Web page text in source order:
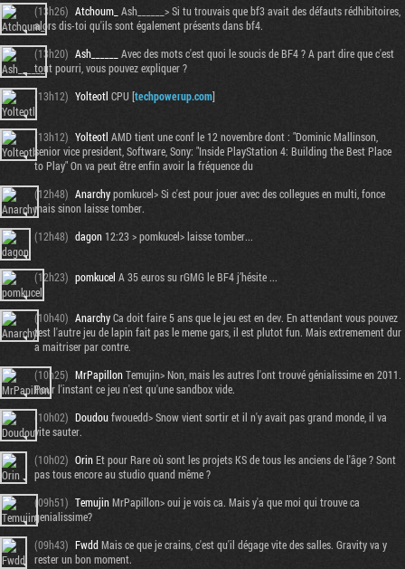
(13h26) Atchoum_ Ash______> Si tu trouvais que bf3 avait des défauts rédhibitoires,
alors dis-toi qu'ils sont également présents dans bf4.
(13h20) Ash______
Avec des mots c'est quoi le soucis de BF4 ? A part dire que c'est
tout pourri, vous pouvez expliquer ?
(13h12) Yolteotl CPU [techpowerup.com]
(13h12) Yolteotl AMD tient une conf le 12 novembre dont : "Dominic Mallinson,
senior vice president, Software, Sony: "Inside PlayStation 4: Building the Best Place
to Play" On va peut être enfin avoir la fréquence du
(12h48) Anarchypomkucel> Si c'est pour jouer avec des collegues en multi, fonce
mais sinon laisse tomber.
(12h48) dagon 12:23 > pomkucel> laisse tomber...
(12h23) pomkucel A 35 euros su rGMG le BF4 j’hésite ...
(10h40) AnarchyCa doit faire 5 ans que le jeu est en dev. En attendant vous pouvez
test l'autre jeu de lapin fait pas le meme gars, il est plutot fun. Mais extremement dur
a maitriser par contre.
(10h25) MrPapillonTemujin> Non, mais les autres l'ont trouvé génialissime en 2011.
Pour l'instant ce jeu n'est qu'une sandbox vide.
(10h02) Doudoufwouedd> Snow vient sortir et il n'y avait pas grand monde, il va
vite sauter.
(10h02) OrinEt pour Rare où sont les projets KS de tous les anciens de l'âge ? Sont
pas tous encore au studio quand même ?
(09h51) TemujinMrPapillon> oui je vois ca. Mais y'a que moi qui trouve ca
genialissime?
(09h43) FwddMais ce que je crains, c'est qu'il dégage vite des salles. Gravity va y
rester un bon moment.